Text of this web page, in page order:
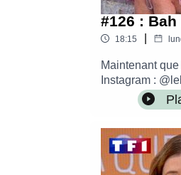
#126 :
18:15
Maintenant
Instagram :
The